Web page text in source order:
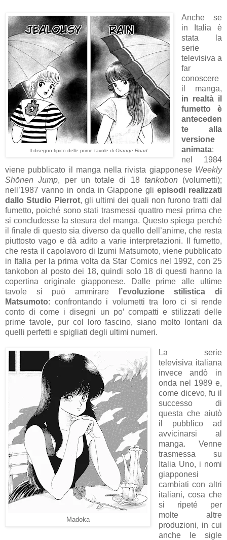
Il disegno tipico delle prime tavole di Orange Road
Anche se
in Italia è
stata la
serie
televisiva a
far
conoscere
il manga,
in realtà il
fumetto è
anteceden
te alla
versione
animata:
nel 1984
viene pubblicato il manga nella rivista giapponese Weekly
Shōnen Jump, per un totale di 18 tankobon (volumetti);
nell’1987 vanno in onda in Giappone gliepisodi realizzati
dallo Studio Pierrot, gli ultimi dei quali non furono tratti dal
fumetto, poiché sono stati trasmessi quattro mesi prima che
si concludesse la stesura del manga. Questo spiega perché
il finale di questo sia diverso da quello dell’anime, che resta
piuttosto vago e dà adito a varie interpretazioni. Il fumetto,
che resta il capolavoro di Izumi Matsumoto, viene pubblicato
in Italia per la prima volta da Star Comics nel 1992, con 25
tankobon al posto dei 18, quindi solo 18 di questi hanno la
copertina originale giapponese. Dalle prime alle ultime
tavole si può ammirare l’evoluzione stilistica di
Matsumoto: confrontando i volumetti tra loro ci si rende
conto di come i disegni un po’ compatti e stilizzati delle
prime tavole, pur col loro fascino, siano molto lontani da
quelli perfetti e spigliati degli ultimi numeri.
Madoka
La serie
televisiva italiana
invece andò in
onda nel 1989 e,
come dicevo, fu il
successo di
questa che aiutò
il pubblico ad
avvicinarsi al
manga. Venne
trasmessa su
Italia Uno, i nomi
giapponesi
cambiati con altri
italiani, cosa che
si ripeté per
molte altre
produzioni, in cui
anche le sigle